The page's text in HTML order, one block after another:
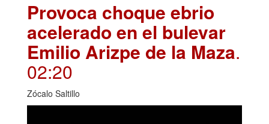
Provoca choque ebrio
acelerado en el bulevar
Emilio Arizpe de la Maza.
02:20
Zócalo Saltillo